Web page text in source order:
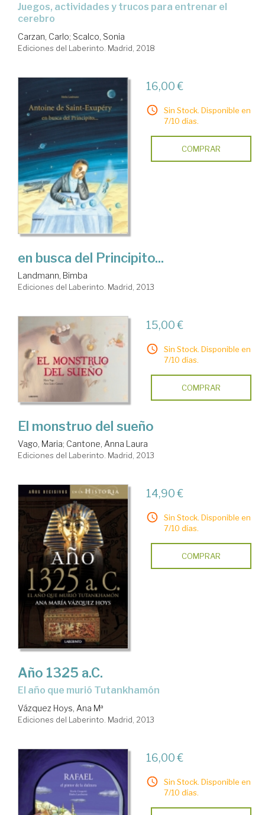
juegos, actividades y trucos para entrenar el
cerebro
Carzan, Carlo; Scalco, Sonia
Ediciones del Laberinto. Madrid, 2018
16,00 €
Sin Stock. Disponible en
7/10 días.
COMPRAR
en busca del Principito...
Landmann, Bimba
Ediciones del Laberinto. Madrid, 2013
15,00 €
Sin Stock. Disponible en
7/10 días.
COMPRAR
El monstruo del sueño
Vago, Maria; Cantone, Anna Laura
Ediciones del Laberinto. Madrid, 2013
14,90 €
Sin Stock. Disponible en
7/10 días.
COMPRAR
Año 1325 a.C.
el año que murió Tutankhamón
Vázquez Hoys, Ana Mª
Ediciones del Laberinto. Madrid, 2013
16,00 €
Sin Stock. Disponible en
7/10 días.